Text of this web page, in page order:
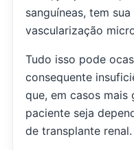
sanguíneas, tem
vascularização
Tudo isso pode
consequente
que, em casos mais
paciente seja
de transplante renal.